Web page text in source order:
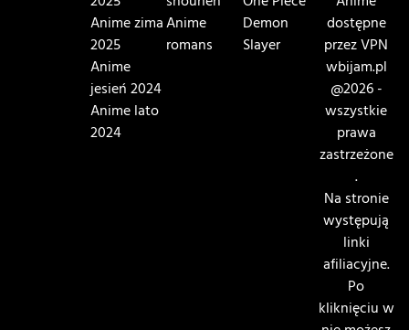
Anime zima
2025
Anime
jesień 2024
Anime lato
2024
Anime
romans
Demon
Slayer
dostępne
przez VPN
wbijam.pl
@2026 -
wszystkie
prawa
zastrzeżone
.
Na stronie
występują
linki
afiliacyjne.
Po
kliknięciu w